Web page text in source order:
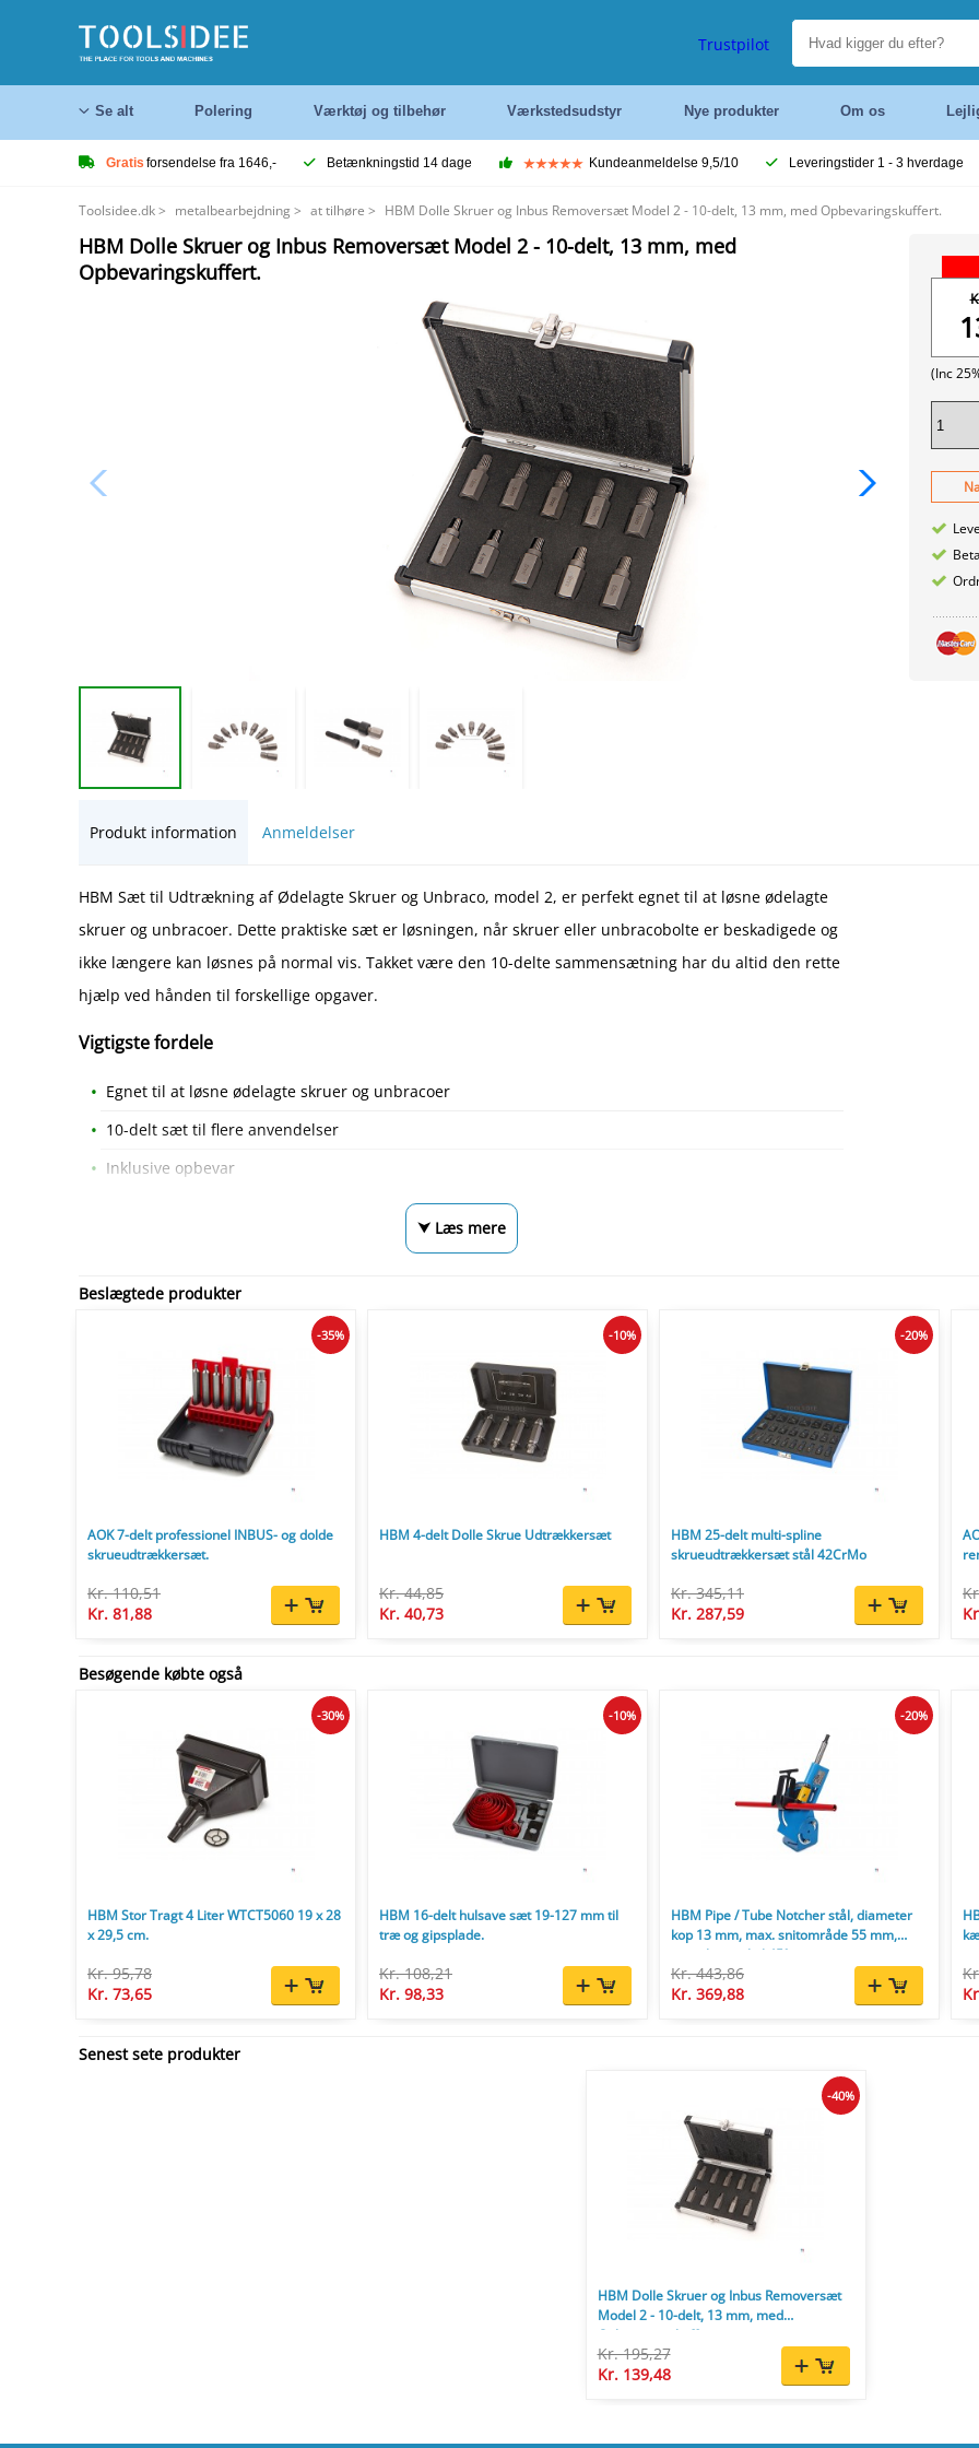
Trustpilot
Se alt Polering Værktøj og tilbehør Værkstedsudstyr Nye produkter Om os
Gratis forsendelse fra 1646,- Betænkningstid 14 dage Kundeanmeldelse 9,5/10 Leveringstider 1 - 3 hverdage
Toolsidee.dk> metalbearbejdning > at tilhøre > HBM Dolle Skruer og Inbus Removersæt Model 2 - 10-delt, 13 mm, med Opbevaringskuffert.
HBM Dolle Skruer og Inbus Removersæt Model 2 - 10-delt, 13 mm, med
Opbevaringskuffert.
(Inc
Produkt information Anmeldelser
HBM Sæt til Udtrækning af Ødelagte Skruer og Unbraco, model 2, er perfekt egnet til at løsne ødelagte
skruer og unbracoer. Dette praktiske sæt er løsningen, når skruer eller unbracobolte er beskadigede og
ikke længere kan løsnes på normal vis. Takket være den 10-delte sammensætning har du altid den rette
hjælp ved hånden til forskellige opgaver.
Vigtigste fordele
Egnet til at løsne ødelagte skruer og unbracoer
10-delt sæt til flere anvendelser
Inklusive opbevar
⮟ Læs mere
Beslægtede produkter
AOK 7-delt professionel INBUS- og dolde
skrueudtrækkersæt.
Kr. 110,51
Kr. 81,88
-35%
HBM 4-delt Dolle Skrue Udtrækkersæt
Kr. 44,85
Kr. 40,73
-10%
HBM 25-delt multi-spline
skrueudtrækkersæt stål 42CrMo
Kr. 345,11
Kr. 287,59
-20%
Besøgende købte også
HBM Stor Tragt 4 Liter WTCT5060 19 x 28
x 29,5 cm.
Kr. 95,78
Kr. 73,65
-30%
HBM 16-delt hulsave sæt 19-127 mm til
træ og gipsplade.
Kr. 108,21
Kr. 98,33
-10%
HBM Pipe / Tube Notcher stål, diameter
kop 13 mm, max. snitområde 55 mm,
justerbar vinkel 45°.
Kr. 443,86
Kr. 369,88
-20%
Senest sete produkter
HBM Dolle Skruer og Inbus Removersæt
Model 2 - 10-delt, 13 mm, med
Opbevaringskuffert.
Kr. 195,27
Kr. 139,48
-40%